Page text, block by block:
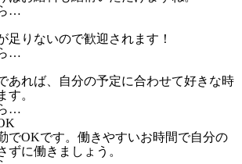
…
足りないので歓迎されます！
…
あれば、自分の予定に合わせて好きな時
す。
…
でOKです。働きやすいお時間で自分の
ずに働きましょう。